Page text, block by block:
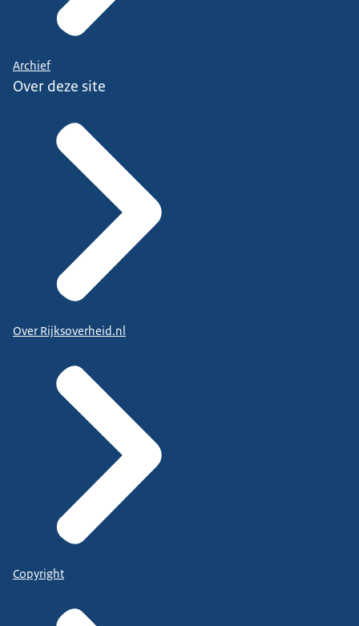
Archief
Over deze site
Over Rijksoverheid.nl
Copyright